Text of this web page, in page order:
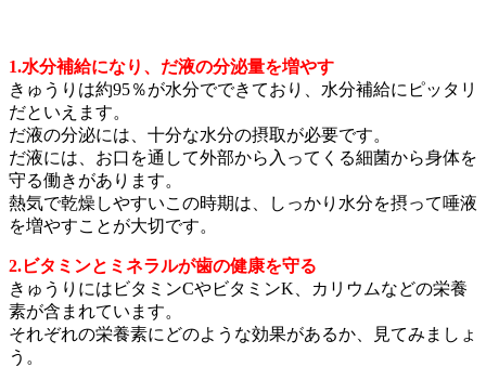
1.水分補給になり、だ液の分泌量を増やす
きゅうりは約95％が水分でできており、水分補給にピッタリ
だといえます。
だ液の分泌には、十分な水分の摂取が必要です。
だ液には、お口を通して外部から入ってくる細菌から身体を
守る働きがあります。
熱気で乾燥しやすいこの時期は、しっかり水分を摂って唾液
を増やすことが大切です。
2.ビタミンとミネラルが歯の健康を守る
きゅうりにはビタミンCやビタミンK、カリウムなどの栄養
素が含まれています。
それぞれの栄養素にどのような効果があるか、見てみましょ
う。